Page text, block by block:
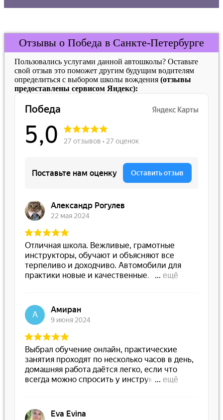
Отзывы о Победа в Санкте-Петербурге
Пользовались услугами данной автошколы? Оставьте
свой отзыв это поможет другим будущим водителям
определиться с выбором школы вождения (отзывы
предоставлены сервисом Яндекс):